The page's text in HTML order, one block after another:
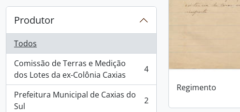
Produtor
Todos
Comissão de Terras e Medição
dos Lotes da ex-Colônia Caxias
, 4 resultados 4
Prefeitura Municipal de Caxias do
Sul
, 2 resultados 2
Regimento